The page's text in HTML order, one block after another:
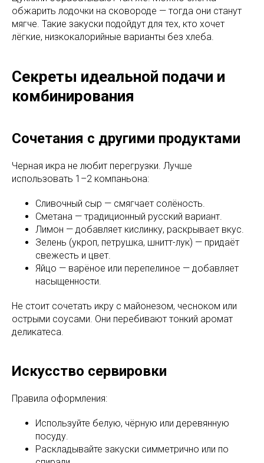
обжарить лодочки на сковороде — тогда они станут
мягче. Такие закуски подойдут для тех, кто хочет
лёгкие, низкокалорийные варианты без хлеба.
Секреты идеальной подачи и
комбинирования
Сочетания с другими продуктами
Черная икра не любит перегрузки. Лучше
использовать 1–2 компаньона:
Сливочный сыр — смягчает солёность.
Сметана — традиционный русский вариант.
Лимон — добавляет кислинку, раскрывает вкус.
Зелень (укроп, петрушка, шнитт-лук) — придаёт
свежесть и цвет.
Яйцо — варёное или перепелиное — добавляет
насыщенности.
Не стоит сочетать икру с майонезом, чесноком или
острыми соусами. Они перебивают тонкий аромат
деликатеса.
Искусство сервировки
Правила оформления:
Используйте белую, чёрную или деревянную
посуду.
Раскладывайте закуски симметрично или по